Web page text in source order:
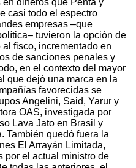
dineros que Penta y
casi todo el espectro
empresas –que
tuvieron la opción de
fisco, incrementado en
de sanciones penales y
en el contexto del mayor
que dejó una marca en la
favorecidas se
Angelini, Said, Yarur y
OAS, investigada por
Lava Jato en Brasil y
También quedó fuera la
El Arrayán Limitada,
por el actual ministro de